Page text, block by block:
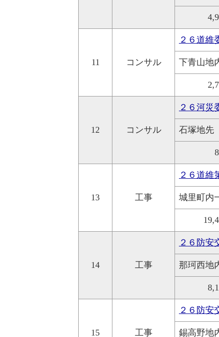
11 コンサル
２６道
下青山地
12 コンサル
２６河
石塚地先
13 工事
２６道
城里町内
14 工事
２６防
那珂西地
15 工事
２６防安
錫高野地